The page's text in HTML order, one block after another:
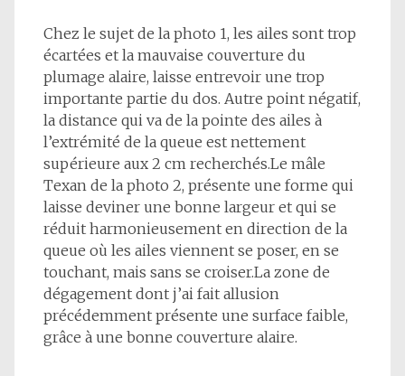
Chez le sujet de la photo 1, les ailes sont trop
écartées et la mauvaise couverture du
plumage alaire, laisse entrevoir une trop
importante partie du dos. Autre point négatif,
la distance qui va de la pointe des ailes à
l’extrémité de la queue est nettement
supérieure aux 2 cm recherchés.Le mâle
Texan de la photo 2, présente une forme qui
laisse deviner une bonne largeur et qui se
réduit harmonieusement en direction de la
queue où les ailes viennent se poser, en se
touchant, mais sans se croiser.La zone de
dégagement dont j’ai fait allusion
précédemment présente une surface faible,
grâce à une bonne couverture alaire.